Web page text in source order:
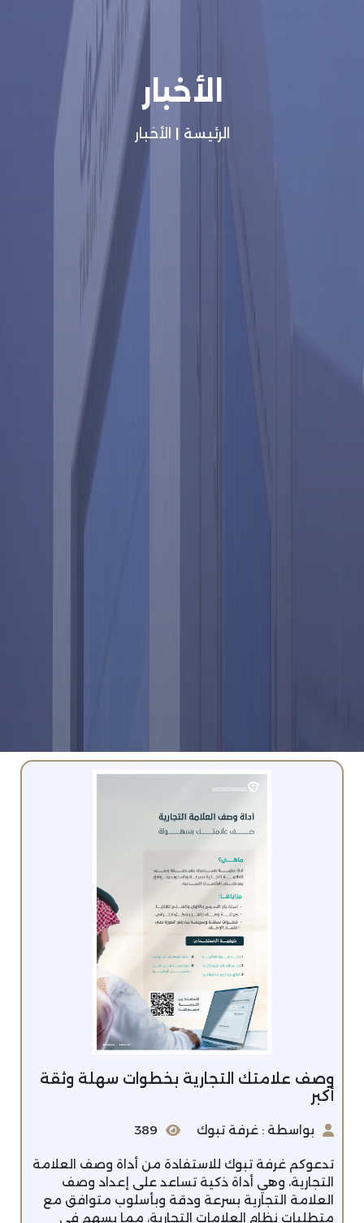
الأخبار
الرئيسة الأخبار
وصف علامتك التجارية بخطوات سهلة وثقة
أكبر
بواسطة : غرفة تبوك 389
تدعوكم غرفة تبوك للاستفادة من أداة وصف العلامة
التجارية، وهي أداة ذكية تساعد على إعداد وصف
العلامة التجارية بسرعة ودقة وبأسلوب متوافق مع
متطلبات نظام العلامات التجارية، مما يسهم في